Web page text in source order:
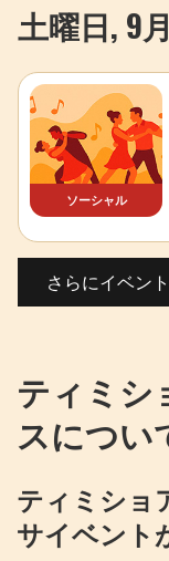
土曜日, 9
ソーシャル
さらにイベン
ティミシ
スについ
ティミショ
サイベント